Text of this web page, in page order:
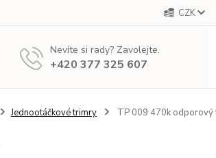
CZK
Nevíte si rady? Zavolejte.
+420 377 325 607
Jednootáčkové trimry TP 009 470k odporový